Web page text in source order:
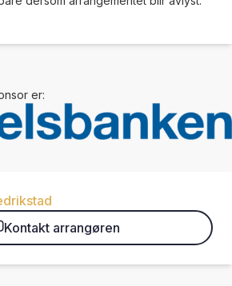
er:
Kontakt arrangøren